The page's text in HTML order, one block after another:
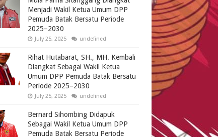
Menjadi Wakil Ketua Umum DPP
Pemuda Batak Bersatu Periode
2025–2030
July 25, 2025 undefined
Rihat Hutabarat, SH., MH. Kembali
Diangkat Sebagai Wakil Ketua
Umum DPP Pemuda Batak Bersatu
Periode 2025–2030
July 25, 2025 undefined
Bernard Sihombing Didapuk
Sebagai Wakil Ketua Umum DPP
Pemuda Batak Bersatu Periode